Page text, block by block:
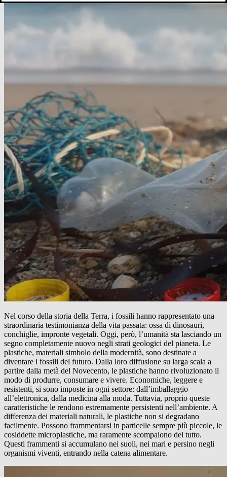
Nel corso della storia della Terra, i fossili hanno rappresentato una
straordinaria testimonianza della vita passata: ossa di dinosauri,
conchiglie, impronte vegetali. Oggi, però, l’umanità sta lasciando un
segno completamente nuovo negli strati geologici del pianeta. Le
plastiche, materiali simbolo della modernità, sono destinate a
diventare i fossili del futuro. Dalla loro diffusione su larga scala a
partire dalla metà del Novecento, le plastiche hanno rivoluzionato il
modo di produrre, consumare e vivere. Economiche, leggere e
resistenti, si sono imposte in ogni settore: dall’imballaggio
all’elettronica, dalla medicina alla moda. Tuttavia, proprio queste
caratteristiche le rendono estremamente persistenti nell’ambiente. A
differenza dei materiali naturali, le plastiche non si degradano
facilmente. Possono frammentarsi in particelle sempre più piccole, le
cosiddette microplastiche, ma raramente scompaiono del tutto.
Questi frammenti si accumulano nei suoli, nei mari e persino negli
organismi viventi, entrando nella catena alimentare.